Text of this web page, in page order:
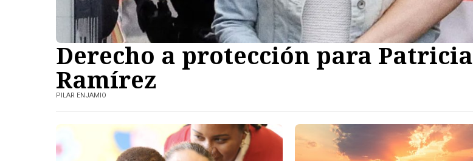
Derecho a protección para Patricia
Ramírez
PILAR ENJAMIO